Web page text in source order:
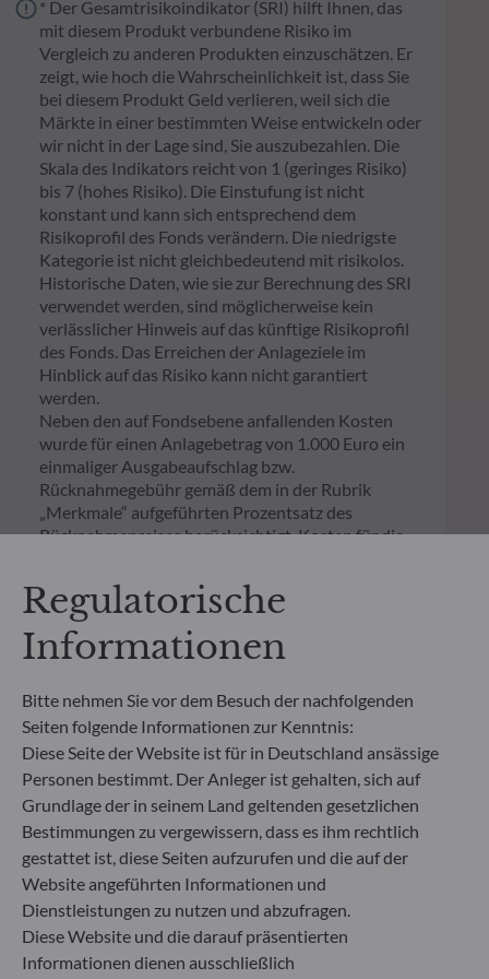
* Der Gesamtrisikoindikator (SRI) hilft Ihnen, das
mit diesem Produkt verbundene Risiko im
Vergleich zu anderen Produkten einzuschätzen. Er
zeigt, wie hoch die Wahrscheinlichkeit ist, dass Sie
bei diesem Produkt Geld verlieren, weil sich die
Märkte in einer bestimmten Weise entwickeln oder
wir nicht in der Lage sind, Sie auszubezahlen. Die
Skala des Indikators reicht von 1 (geringes Risiko)
bis 7 (hohes Risiko). Die Einstufung ist nicht
konstant und kann sich entsprechend dem
Risikoprofil des Fonds verändern. Die niedrigste
Kategorie ist nicht gleichbedeutend mit risikolos.
Historische Daten, wie sie zur Berechnung des SRI
verwendet werden, sind möglicherweise kein
verlässlicher Hinweis auf das künftige Risikoprofil
des Fonds. Das Erreichen der Anlageziele im
Hinblick auf das Risiko kann nicht garantiert
werden.
Neben den auf Fondsebene anfallenden Kosten
wurde für einen Anlagebetrag von 1.000 Euro ein
einmaliger Ausgabeaufschlag bzw.
Rücknahmegebühr gemäß dem in der Rubrik
„Merkmale“ aufgeführten Prozentsatz des
Rücknahmepreises berücksichtigt. Kosten für die
können die Wertentwicklung zusätzlich mindern.
**Die EU-Verordnung zur Offenlegung von
Nachhaltigkeitsinformationen (Sustainable
Regelwerk der EU, das darauf abzielt, das
Nachhaltigkeitsprofil von Fonds transparent,
besser vergleichbar und für Endinvestoren besser
verständlich zu machen.
Artikel 6: Das Fondsmanagementteam
berücksichtigt bei der Anlageentscheidung keine
Nachhaltigkeitsrisiken oder nachteiligen
Auswirkungen von Anlageentscheidungen auf
Nachhaltigkeitsfaktoren.
Artikel 8: Das Fondsmanagementteam adressiert
Nachhaltigkeitsrisiken, indem es ESG-Kriterien
(Umwelt und/oder Soziales und/oder Governance)
Regulatorische
Informationen
Bitte nehmen Sie vor dem Besuch der nachfolgenden
Seiten folgende Informationen zur Kenntnis:
Diese Seite der Website ist für in Deutschland ansässige
Personen bestimmt. Der Anleger ist gehalten, sich auf
Grundlage der in seinem Land geltenden gesetzlichen
Bestimmungen zu vergewissern, dass es ihm rechtlich
gestattet ist, diese Seiten aufzurufen und die auf der
Website angeführten Informationen und
Dienstleistungen zu nutzen und abzufragen.
Diese Website und die darauf präsentierten
Informationen dienen ausschließlich